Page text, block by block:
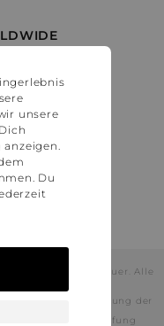
Mehrwertsteuer. Alle
die durch die Nutzung der
voraussichtlich
vollständige Prüfung
unsere
Du